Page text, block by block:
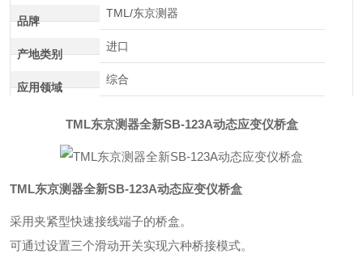
品牌
TML/东京测器
产地类别
进口
应用领域
综合
TML东京测器全新SB-123A动态应变仪桥盒
TML东京测器全新SB-123A动态应变仪桥盒
采用夹紧型快速接线端子的桥盒。
可通过设置三个滑动开关实现六种桥接模式。